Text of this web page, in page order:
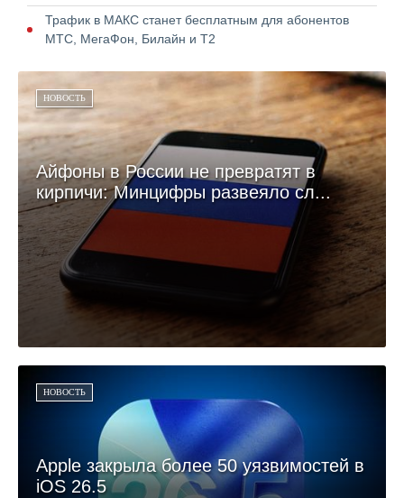
Трафик в МАКС станет бесплатным для абонентов
МТС, МегаФон, Билайн и Т2
НОВОСТЬ
Айфоны в России не превратят в
кирпичи: Минцифры развеяло сл...
НОВОСТЬ
Apple закрыла более 50 уязвимостей в
iOS 26.5